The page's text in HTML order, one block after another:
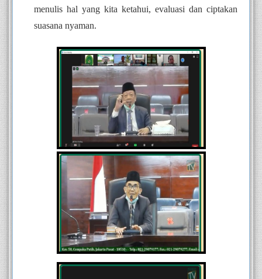
menulis hal yang kita ketahui, evaluasi dan ciptakan
suasana nyaman.